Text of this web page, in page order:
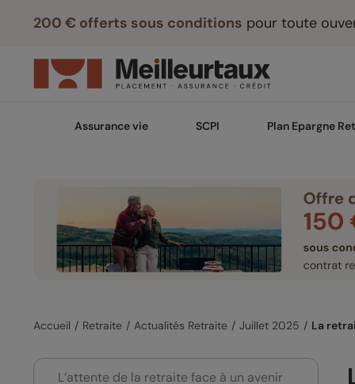
200 € offerts sous conditions pour toute
Assurance vie SCPI Plan Epargne
Accueil Retraite Actualités Retraite Juillet 2025 La
L’attente de la retraite face à un avenir